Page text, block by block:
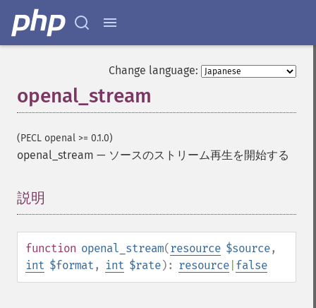
Change language:
openal_stream
(PECL openal >= 0.1.0)
openal_stream — ソースのストリーム再生を開始する
説明
function openal_stream(resource $source,
int $format , int $rate): resource false